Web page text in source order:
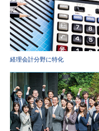
経理会計分野に特化